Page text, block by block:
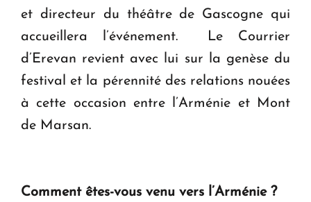
et directeur du théâtre de Gascogne qui
accueillera l’événement. Le Courrier
d’Erevan revient avec lui sur la genèse du
festival et la pérennité des relations nouées
à cette occasion entre l’Arménie et Mont
de Marsan.
Comment êtes-vous venu vers l’Arménie ?